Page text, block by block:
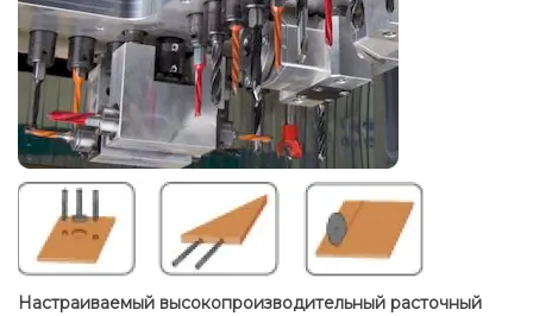
Настраиваемый высокопроизводительный расточный